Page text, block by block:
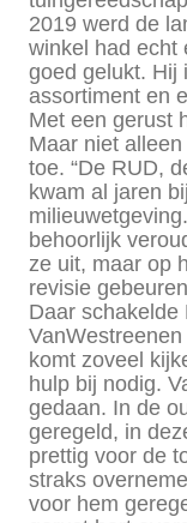
2019 werd de
winkel had echt
goed gelukt. Hij
assortiment en
Met een gerust
Maar niet
toe. “De RUD,
kwam al jaren
behoorlijk
ze uit, maar op
revisie
Daar schakelde
komt zoveel
hulp bij nodig.
gedaan. In de
geregeld, in
prettig voor de
straks
voor hem